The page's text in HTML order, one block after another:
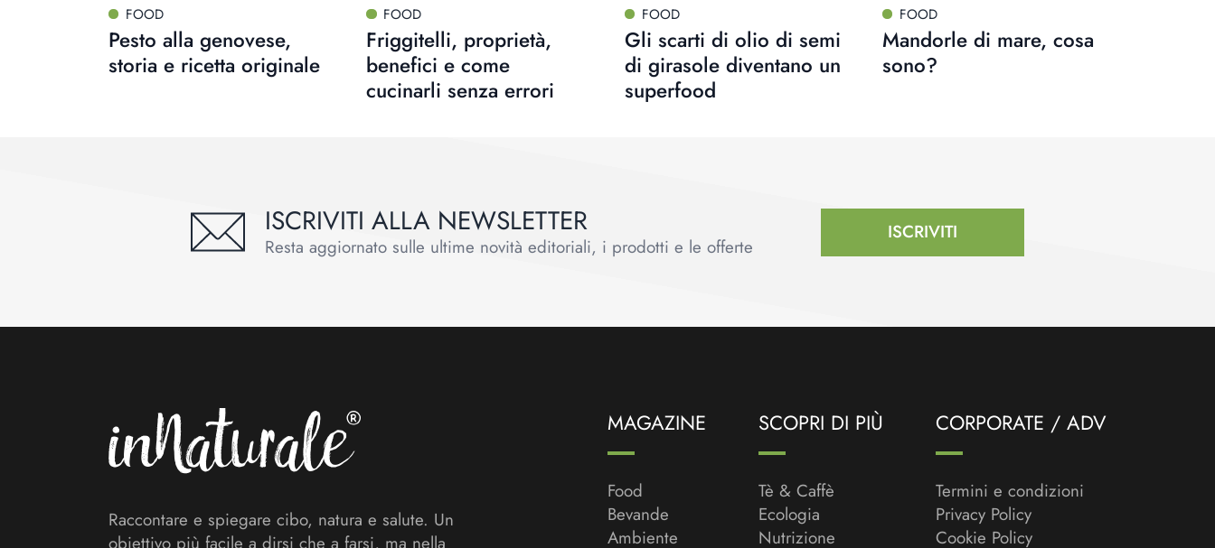
FOOD
Pesto alla genovese,
storia e ricetta originale
FOOD
Friggitelli, proprietà,
benefici e come
cucinarli senza errori
FOOD
Gli scarti di olio di semi
di girasole diventano un
superfood
FOOD
Mandorle di mare, cosa
sono?
ISCRIVITI ALLA NEWSLETTER
Resta aggiornato sulle ultime novità editoriali, i prodotti e le offerte
ISCRIVITI
Raccontare e spiegare cibo, natura e salute. Un
obiettivo più facile a dirsi che a farsi, ma nella
MAGAZINE
Food
Bevande
Ambiente
SCOPRI DI PIÙ
Tè & Caffè
Ecologia
Nutrizione
CORPORATE / ADV
Termini e condizioni
Privacy Policy
Cookie Policy